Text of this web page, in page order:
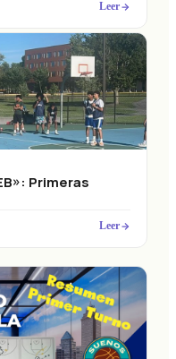
Leer
Primeras
Leer